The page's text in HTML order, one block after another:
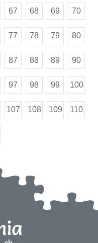
67 68 69 70
77 78 79 80
87 88 89 90
97 98 99 100
107 108 109 110